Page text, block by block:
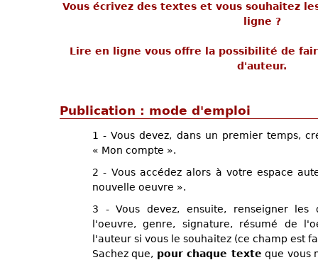
Vous écrivez des textes et vous souhaitez
ligne ?
Lire en ligne vous offre la possibilité de
d'auteur.
Publication : mode d'emploi
1 - Vous devez, dans un premier temps,
« Mon compte ».
2 - Vous accédez alors à votre espace
nouvelle oeuvre ».
3 - Vous devez, ensuite, renseigner
l'oeuvre, genre, signature, résumé de
l'auteur si vous le souhaitez (ce champ est
Sachez que, pour chaque texte que vous